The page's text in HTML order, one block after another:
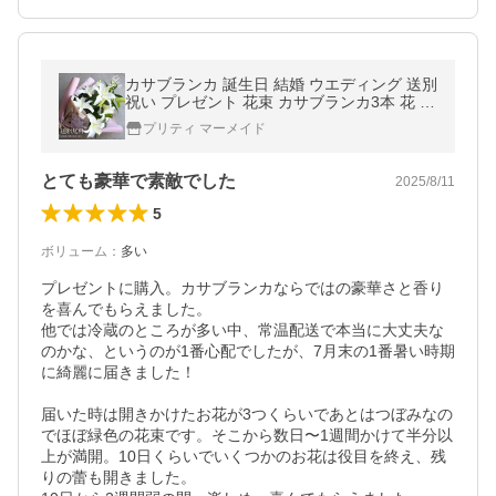
カサブランカ 誕生日 結婚 ウエディング 送別
祝い プレゼント 花束 カサブランカ3本 花 ギ
フト フラワー 母 送別 退職祝い 高級 香り 結
婚記念日 敬老の日
プリティ マーメイド
とても豪華で素敵でした 2025/8/11
5
ボリューム ： 多い
プレゼントに購入。カサブランカならではの豪華さと香り
を喜んでもらえました。
他では冷蔵のところが多い中、常温配送で本当に大丈夫な
のかな、というのが1番心配でしたが、7月末の1番暑い時期
に綺麗に届きました！
届いた時は開きかけたお花が3つくらいであとはつぼみなの
でほぼ緑色の花束です。そこから数日〜1週間かけて半分以
上が満開。10日くらいでいくつかのお花は役目を終え、残
りの蕾も開きました。